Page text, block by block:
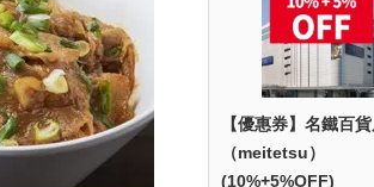
【優惠券】名鐵百
（meitetsu）
(10%+5%OFF)